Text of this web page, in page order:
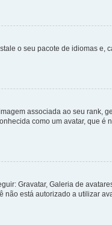
o seu pacote de idiomas e,
associada ao seu rank,
como um avatar, que é
Gravatar, Galeria de
está autorizado a utilizar